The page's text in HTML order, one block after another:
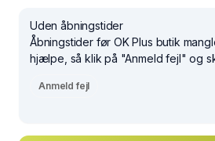
Uden åbningstider
Åbningstider før OK Plus butik
hjælpe, så klik på "Anmeld fejl" og
Anmeld fejl